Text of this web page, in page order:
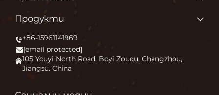
Приложение
Новини
Свържете се с нас
Често задавани въпроси
Защо обичаме това, което правим?
Продукти
Печка за външни площи
Огнище
Пещ за пица
+86-15961141969
[email protected]
105 Youyi North Road, Boyi Zouqu, Changzhou,
Jiangsu, China